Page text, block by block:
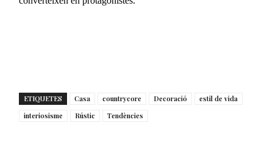
ETIQUETES Casa countrycore Decoració
estil de vida
interiosisme
Rústic Tendències